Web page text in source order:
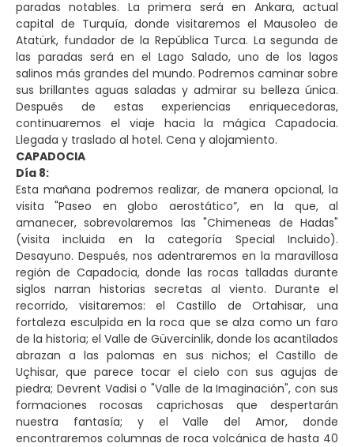
paradas notables. La primera será en Ankara, actual
capital de Turquía, donde visitaremos el Mausoleo de
Atatürk, fundador de la República Turca. La segunda de
las paradas será en el Lago Salado, uno de los lagos
salinos más grandes del mundo. Podremos caminar sobre
sus brillantes aguas saladas y admirar su belleza única.
Después de estas experiencias enriquecedoras,
continuaremos el viaje hacia la mágica Capadocia.
Llegada y traslado al hotel. Cena y alojamiento.
CAPADOCIA
Día 8:
Esta mañana podremos realizar, de manera opcional, la
visita "Paseo en globo aerostático”, en la que, al
amanecer, sobrevolaremos las "Chimeneas de Hadas"
(visita incluida en la categoría Special Incluido).
Desayuno. Después, nos adentraremos en la maravillosa
región de Capadocia, donde las rocas talladas durante
siglos narran historias secretas al viento. Durante el
recorrido, visitaremos: el Castillo de Ortahisar, una
fortaleza esculpida en la roca que se alza como un faro
de la historia; el Valle de Güvercinlik, donde los acantilados
abrazan a las palomas en sus nichos; el Castillo de
Uçhisar, que parece tocar el cielo con sus agujas de
piedra; Devrent Vadisi o "Valle de la Imaginación", con sus
formaciones rocosas caprichosas que despertarán
nuestra fantasía; y el Valle del Amor, donde
encontraremos columnas de roca volcánica de hasta 40